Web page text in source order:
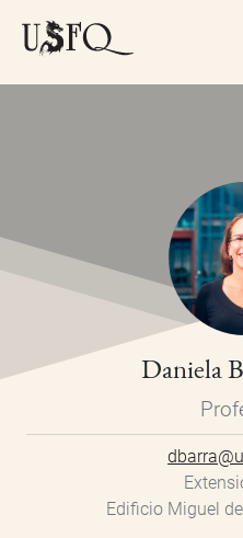
Daniela
Edificio Miguel